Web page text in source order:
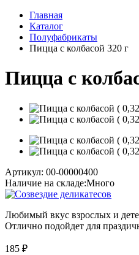
Главная
Каталог
Полуфабрикаты
Пицца с колбасой 320 г
Пицца с
Артикул: 00-00000400
Наличие на складе:Много
Любимый вкус взрослых и
Отлично подойдет для
185 ₽